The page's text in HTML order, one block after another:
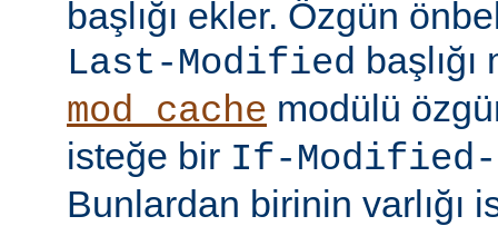
başlığı ekler. Özgün
Last-Modified
mod_cache modülü
isteğe bir If-Modified-
Bunlardan birinin varlığı